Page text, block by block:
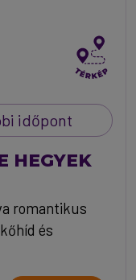
időpont
HEGYEK
romantikus
és